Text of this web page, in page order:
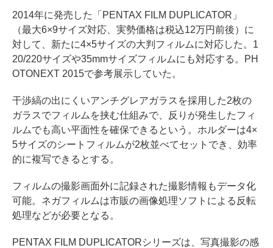
2014年に発売した「PENTAX FILM DUPLICATOR」
（最大6×9サイズ対応、実勢価格は税込12万円前後）に
対して、新たに4×5サイズの大判フィルムに対応した。1
20/220サイズや35mmサイズフィルムにも対応する。PH
OTONEXT 2015で参考展示していた。
干渉縞の出にくいアンチグレアガラスを採用した2枚の
ガラスでフィルムを挟む仕組みで、反りが発生したフィ
ルムでも高い平面性を確保できるという。ホルダーは4×
5サイズのシートフィルムが2枚並べてセットでき、効率
的に複写できるとする。
フィルムの撮影画面外に記録された撮影情報もデータ化
可能。ネガフィルムは市販の画像処理ソフトによる反転
処理などが必要となる。
PENTAX FILM DUPLICATORシリーズは、写真撮影の感